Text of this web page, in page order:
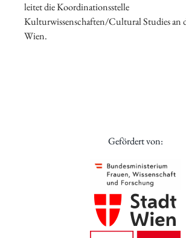
leitet die Koordinationsstelle
Kulturwissenschaften/Cultural Studies an
Wien.
Gefördert von: